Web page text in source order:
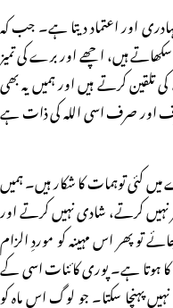
اور اعتماد دیتا ہے۔ جب کہ
ہیں، اچھے اور برے کی تمیز
تلقین کرتے ہیں اور ہمیں یہ بھی
اور صرف اسی اللہ کی ذات ہے
کئی توہمات کا شکار ہیں۔ ہمیں
نہیں کرتے، شادی نہیں کرتے اور
تو پھر اس مہینہ کو موردِ الزام
کا ہوتا ہے۔ پوری کائنات اسی کے
پہنچا سکتا۔ جو لوگ اس ماہ کو